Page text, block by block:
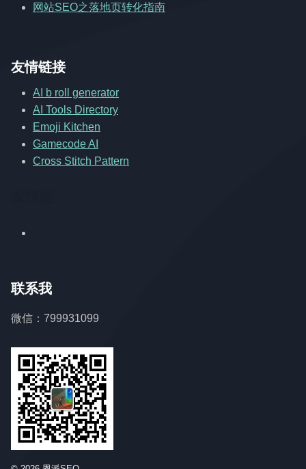
网站SEO之落地页转化指南
友情链接
AI b roll generator
AI Tools Directory
Emoji Kitchen
Gamecode AI
Cross Stitch Pattern
联系我
微信：799931099